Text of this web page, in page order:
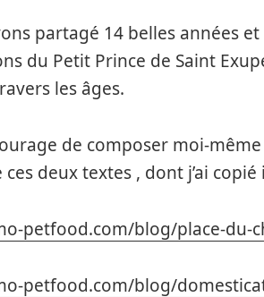
partagé 14 belles années
du Petit Prince de Saint
les âges.
de composer moi-
deux textes , dont j’ai
petfood.com/blog/place-du-
petfood.com/blog/